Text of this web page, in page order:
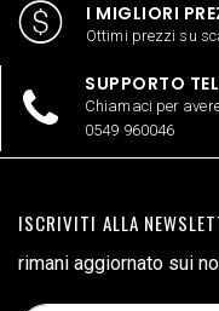
I MIGLIORI
Ottimi prezzi su
SUPPORTO
Chiamaci per
0549 960046
ISCRIVITI ALLA
rimani aggiornato sui